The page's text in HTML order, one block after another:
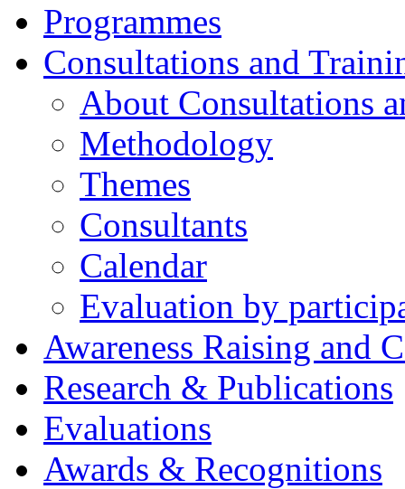
Programmes
Consultations and
About Consultations
Methodology
Themes
Consultants
Calendar
Evaluation by
Awareness Raising and
Research & Publications
Evaluations
Awards & Recognitions